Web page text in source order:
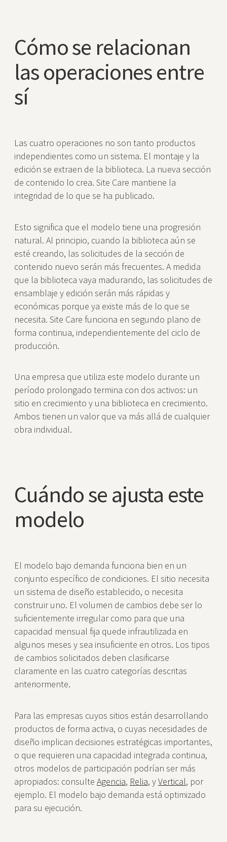
Cómo se relacionan
las operaciones entre
sí
Las cuatro operaciones no son tanto productos
independientes como un sistema. El montaje y la
edición se extraen de la biblioteca. La nueva sección
de contenido lo crea. Site Care mantiene la
integridad de lo que se ha publicado.
Esto significa que el modelo tiene una progresión
natural. Al principio, cuando la biblioteca aún se
esté creando, las solicitudes de la sección de
contenido nuevo serán más frecuentes. A medida
que la biblioteca vaya madurando, las solicitudes de
ensamblaje y edición serán más rápidas y
económicas porque ya existe más de lo que se
necesita. Site Care funciona en segundo plano de
forma continua, independientemente del ciclo de
producción.
Una empresa que utiliza este modelo durante un
período prolongado termina con dos activos: un
sitio en crecimiento y una biblioteca en crecimiento.
Ambos tienen un valor que va más allá de cualquier
obra individual.
Cuándo se ajusta este
modelo
El modelo bajo demanda funciona bien en un
conjunto específico de condiciones. El sitio necesita
un sistema de diseño establecido, o necesita
construir uno. El volumen de cambios debe ser lo
suficientemente irregular como para que una
capacidad mensual fija quede infrautilizada en
algunos meses y sea insuficiente en otros. Los tipos
de cambios solicitados deben clasificarse
claramente en las cuatro categorías descritas
anteriormente.
Para las empresas cuyos sitios están desarrollando
productos de forma activa, o cuyas necesidades de
diseño implican decisiones estratégicas importantes,
o que requieren una capacidad integrada continua,
otros modelos de participación podrían ser más
apropiados: consulte Agencia, Relia, yVertical, por
ejemplo. El modelo bajo demanda está optimizado
para su ejecución.